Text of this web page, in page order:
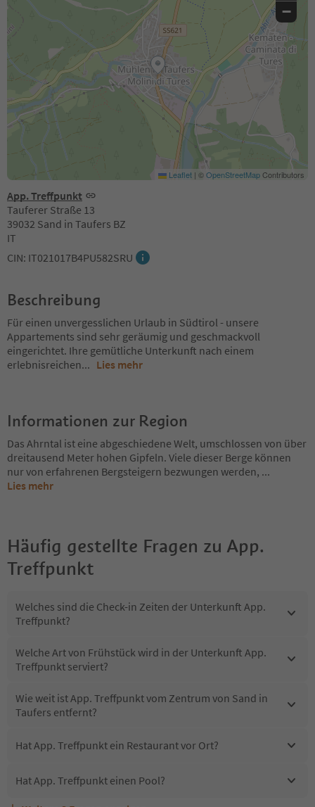
App. Treffpunkt
Tauferer Straße 13
39032 Sand in Taufers BZ
IT
CIN: IT021017B4PU582SRU
−
Leaflet | ©OpenStreetMapContributors
Beschreibung
Für einen unvergesslichen Urlaub in Südtirol - unsere
Appartements sind sehr geräumig und geschmackvoll
eingerichtet. Ihre gemütliche Unterkunft nach einem
erlebnisreichen... Lies mehr
Informationen zur Region
Das Ahrntal ist eine abgeschiedene Welt, umschlossen von über
dreitausend Meter hohen Gipfeln. Viele dieser Berge können
nur von erfahrenen Bergsteigern bezwungen werden, ...
Lies mehr
Häufig gestellte Fragen zu App.
Treffpunkt
Welches sind die Check-in Zeiten der Unterkunft App.
Treffpunkt?
Welche Art von Frühstück wird in der Unterkunft App.
Treffpunkt serviert?
Wie weit ist App. Treffpunkt vom Zentrum von Sand in
Taufers entfernt?
Hat App. Treffpunkt ein Restaurant vor Ort?
Hat App. Treffpunkt einen Pool?